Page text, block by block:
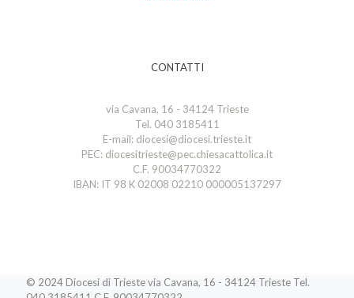
CONTATTI
via Cavana, 16 - 34124 Trieste
Tel. 040 3185411
E-mail: diocesi@diocesi.trieste.it
PEC: diocesitrieste@pec.chiesacattolica.it
C.F. 90034770322
IBAN: IT 98 K 02008 02210 000005137297
© 2024 Diocesi di Trieste via Cavana, 16 - 34124 Trieste Tel.